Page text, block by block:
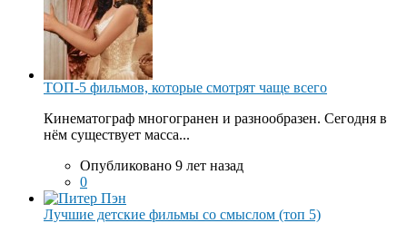
ТОП-5 фильмов, которые смотрят чаще всего
Кинематограф многогранен и разнообразен. Сегодня в
нём существует масса...
Опубликовано 9 лет назад
0
Лучшие детские фильмы со смыслом (топ 5)